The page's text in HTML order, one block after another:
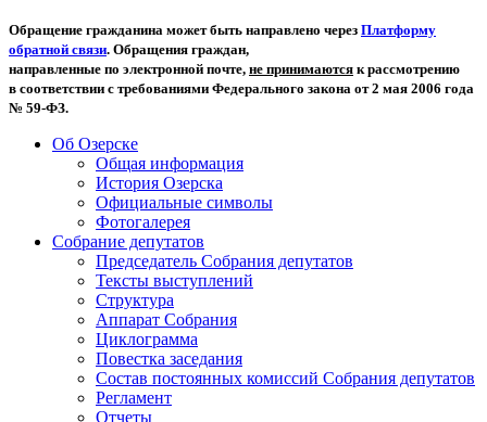
Обращение гражданина может быть направлено через Платформу
обратной связи. Обращения граждан,
направленные по электронной почте, не принимаются к рассмотрению
в соответствии с требованиями Федерального закона от 2 мая 2006 года
№ 59-ФЗ.
Об Озерске
Общая информация
История Озерска
Официальные символы
Фотогалерея
Собрание депутатов
Председатель Собрания депутатов
Тексты выступлений
Структура
Аппарат Собрания
Циклограмма
Повестка заседания
Состав постоянных комиссий Собрания депутатов
Регламент
Отчеты